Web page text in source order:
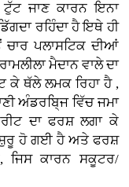
ਟੁੱਟ ਜਾਣ ਕਾਰਨ ਇਨਾ
ਰਹਿੰਦਾ ਹੈ ਇਥੇ ਹੀ
ਪਲਾਸਟਿਕ ਦੀਆਂ
ਮੈਦਾਨ ਵਾਲੇ ਦਾ
ਕੇ ਥੱਲੇ ਲਮਕ ਰਿਹਾ ਹੈ ,
ਅੰਡਰਬਿ੍ਜ ਵਿੱਚ ਜਮਾ
ਦਾ ਫਰਸ਼ ਲਗਾ ਕੇ
ਹੋ ਗਈ ਹੈ ਅਤੇ ਫਰਸ਼
ਜਿਸ ਕਾਰਨ ਸਕੂਟਰ/